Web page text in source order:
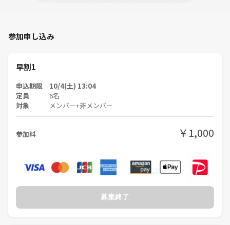
参加申し込み
早割1
申込期限 10/4(土) 13:04
定員 6名
対象 メンバー+非メンバー
参加料 ￥1,000
募集終了